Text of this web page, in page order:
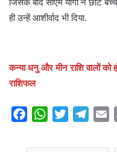
ही उन्हें आशीर्वाद भी दिया.
कन्या धनु और मीन राशि वालों
राशिफल
c
W
a
i
l
a